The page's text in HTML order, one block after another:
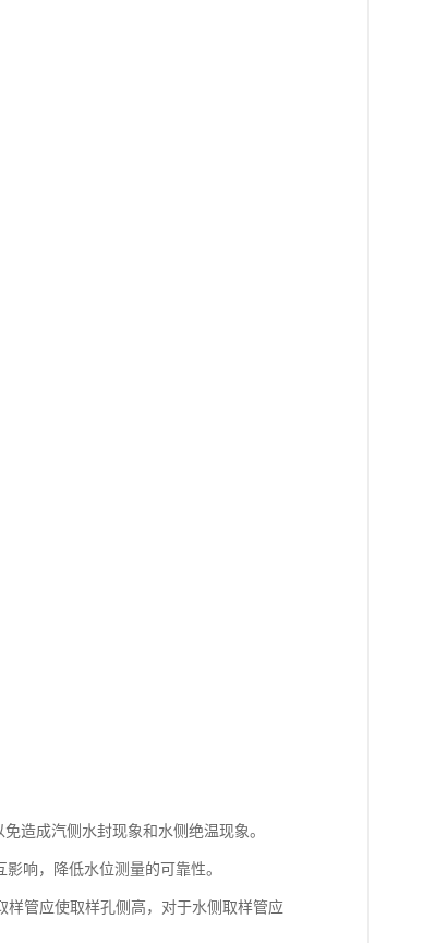
造成汽侧水封现象和水侧绝温现象。
响，降低水位测量的可靠性。
管应使取样孔侧高，对于水侧取样管应